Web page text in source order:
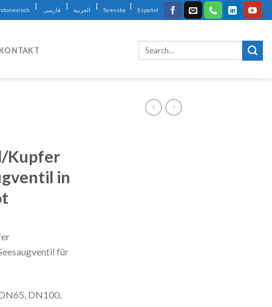
| فارسی | العربية | Svenska | Español
Kupfer
in
für
DN100,